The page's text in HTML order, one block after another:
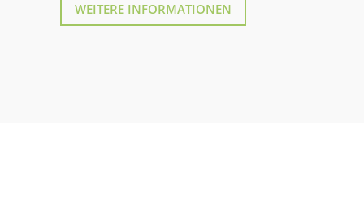
WEITERE INFORMATIONEN